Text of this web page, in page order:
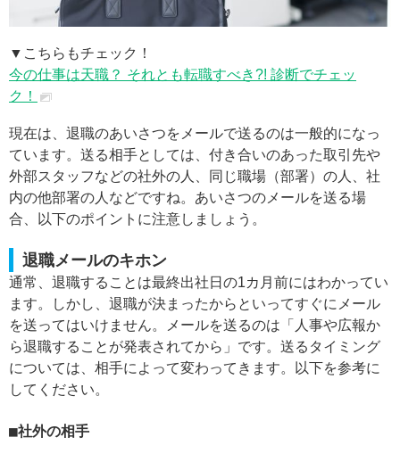
▼こちらもチェック！
今の仕事は天職？ それとも転職すべき?! 診断でチェッ
ク！
現在は、退職のあいさつをメールで送るのは一般的になっ
ています。送る相手としては、付き合いのあった取引先や
外部スタッフなどの社外の人、同じ職場（部署）の人、社
内の他部署の人などですね。あいさつのメールを送る場
合、以下のポイントに注意しましょう。
退職メールのキホン
通常、退職することは最終出社日の1カ月前にはわかってい
ます。しかし、退職が決まったからといってすぐにメール
を送ってはいけません。メールを送るのは「人事や広報か
ら退職することが発表されてから」です。送るタイミング
については、相手によって変わってきます。以下を参考に
してください。
社外の相手